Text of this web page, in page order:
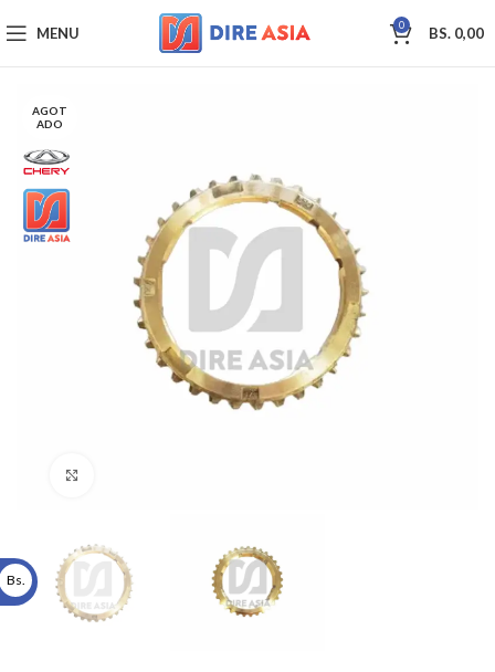
MENU 0 BS. 0,00
AGOT
ADO
Bs.